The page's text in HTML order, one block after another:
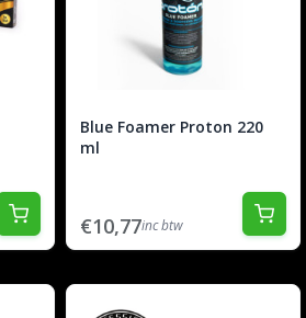
Blue Foamer Proton 220
ml
€10,77inc btw